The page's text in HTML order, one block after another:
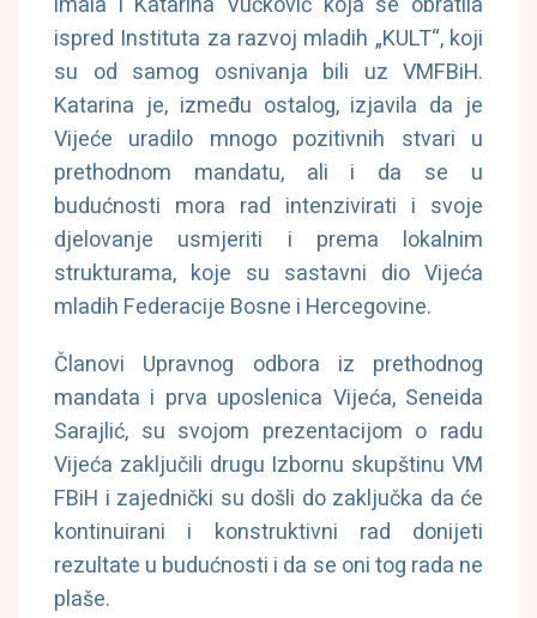
ispred Instituta za razvoj mladih „KULT“, koji
su od samog osnivanja bili uz VMFBiH.
Katarina je, između ostalog, izjavila da je
Vijeće uradilo mnogo pozitivnih stvari u
prethodnom mandatu, ali i da se u
budućnosti mora rad intenzivirati i svoje
djelovanje usmjeriti i prema lokalnim
strukturama, koje su sastavni dio Vijeća
mladih Federacije Bosne i Hercegovine.
Članovi Upravnog odbora iz prethodnog
mandata i prva uposlenica Vijeća, Seneida
Sarajlić, su svojom prezentacijom o radu
Vijeća zaključili drugu Izbornu skupštinu VM
FBiH i zajednički su došli do zaključka da će
kontinuirani i konstruktivni rad donijeti
rezultate u budućnosti i da se oni tog rada ne
plaše.